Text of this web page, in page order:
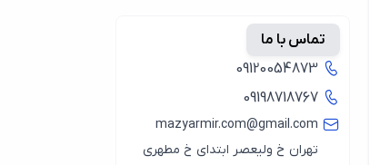
تماس با ما
09120054873
09198718767
mazyarmir.com@gmail.com
تهران خ ولیعصر ابتدای خ مطهری